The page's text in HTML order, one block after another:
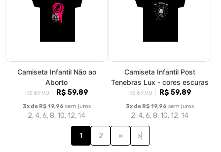
Camiseta Infantil Não ao
Aborto
R$ 69,90 R$ 59,89
3x de R$ 19,96 sem juros
2, 4, 6, 8, 10, 12, 14
Camiseta Infantil Post
Tenebras Lux - cores escuras
R$ 69,90 R$ 59,89
3x de R$ 19,96 sem juros
2, 4, 6, 8, 10, 12, 14
1 2 » >|